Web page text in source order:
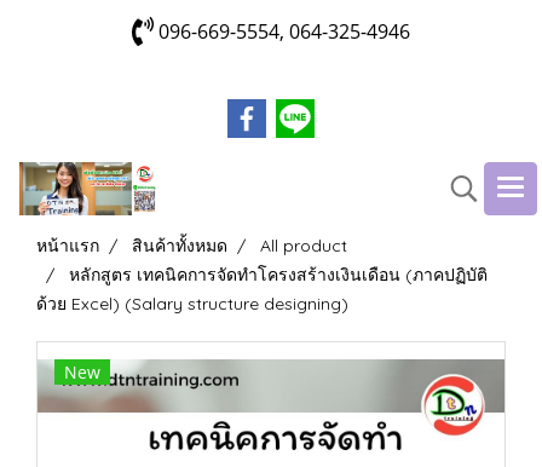
096-669-5554, 064-325-4946
หน้าแรก สินค้าทั้งหมด
All product
หลักสูตร เทคนิคการจัดทำโครงสร้างเงินเดือน (ภาคปฏิบัติ
ด้วย Excel) (Salary structure designing)
New